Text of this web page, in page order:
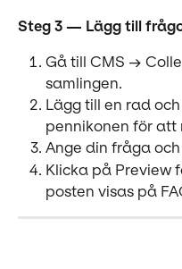
Steg 3 — Lägg till
Gå till CMS →
samlingen.
Lägg till en rad
pennikonen för att
Ange din fråga
Klicka på Preview
posten visas på